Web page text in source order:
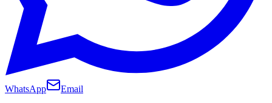
WhatsApp
Email